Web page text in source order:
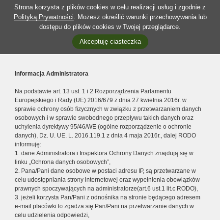
Strona korzysta z plików cookies w celu realizacji usług i zgodnie z
Polityką Prywatności. Możesz określić warunki przechowywania lub
dostępu do plików cookies w Twojej przeglądarce.
Akceptuję ciasteczka
Informacja Administratora
Na podstawie art. 13 ust. 1 i 2 Rozporządzenia Parlamentu
Europejskiego i Rady (UE) 2016/679 z dnia 27 kwietnia 2016r. w
sprawie ochrony osób fizycznych w związku z przetwarzaniem danych
osobowych i w sprawie swobodnego przepływu takich danych oraz
uchylenia dyrektywy 95/46/WE (ogólne rozporządzenie o ochronie
danych), Dz. U. UE. L. 2016.119.1 z dnia 4 maja 2016r., dalej RODO
informuję:
1. dane Administratora i Inspektora Ochrony Danych znajdują się w
linku „Ochrona danych osobowych”,
2. Pana/Pani dane osobowe w postaci adresu IP, są przetwarzane w
celu udostępniania strony internetowej oraz wypełnienia obowiązków
prawnych spoczywających na administratorze(art.6 ust.1 lit.c RODO),
3. jeżeli korzysta Pan/Pani z odnośnika na stronie będącego adresem
e-mail placówki to zgadza się Pan/Pani na przetwarzanie danych w
celu udzielenia odpowiedzi,